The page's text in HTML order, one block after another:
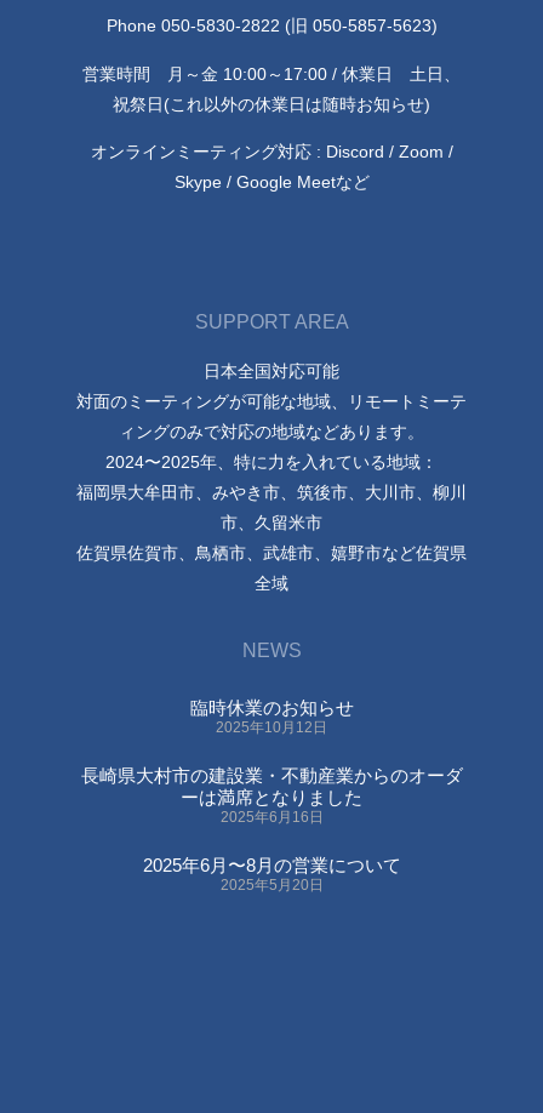
Phone 050-5830-2822 (旧 050-5857-5623)
営業時間 月～金 10:00～17:00 / 休業日 土日、
祝祭日(これ以外の休業日は随時お知らせ)
オンラインミーティング対応 : Discord / Zoom /
Skype / Google Meetなど
SUPPORT AREA
日本全国対応可能
対面のミーティングが可能な地域、リモートミーテ
ィングのみで対応の地域などあります。
2024〜2025年、特に力を入れている地域：
福岡県大牟田市、みやき市、筑後市、大川市、柳川
市、久留米市
佐賀県佐賀市、鳥栖市、武雄市、嬉野市など佐賀県
全域
NEWS
臨時休業のお知らせ
2025年10月12日
長崎県大村市の建設業・不動産業からのオーダ
ーは満席となりました
2025年6月16日
2025年6月〜8月の営業について
2025年5月20日